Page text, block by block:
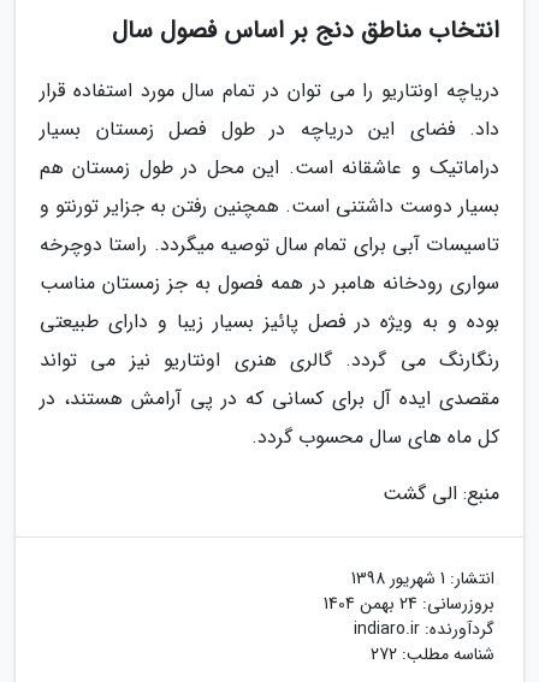
انتخاب مناطق دنج بر اساس فصول سال
دریاچه اونتاریو را می توان در تمام سال مورد استفاده قرار
داد. فضای این دریاچه در طول فصل زمستان بسیار
دراماتیک و عاشقانه است. این محل در طول زمستان هم
بسیار دوست داشتنی است. همچنین رفتن به جزایر تورنتو و
تاسیسات آبی برای تمام سال توصیه میگردد. راستا دوچرخه
سواری رودخانه هامبر در همه فصول به جز زمستان مناسب
بوده و به ویژه در فصل پائیز بسیار زیبا و دارای طبیعتی
رنگارنگ می گردد. گالری هنری اونتاریو نیز می تواند
مقصدی ایده آل برای کسانی که در پی آرامش هستند، در
کل ماه های سال محسوب گردد.
منبع: الی گشت
انتشار: 1 شهریور 1398
بروزرسانی: 24 بهمن 1404
گردآورنده: indiaro.ir
شناسه مطلب: 272